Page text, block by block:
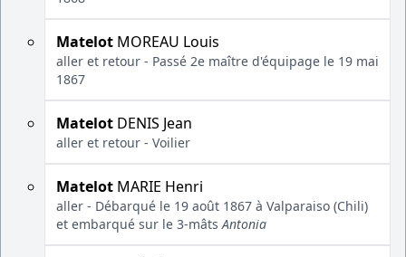
Matelot MOREAU Louis
aller et retour - Passé 2e maître d'équipage le 19 mai
1867
Matelot DENIS Jean
aller et retour - Voilier
Matelot MARIE Henri
aller - Débarqué le 19 août 1867 à Valparaiso (Chili)
et embarqué sur le 3-mâtsAntonia